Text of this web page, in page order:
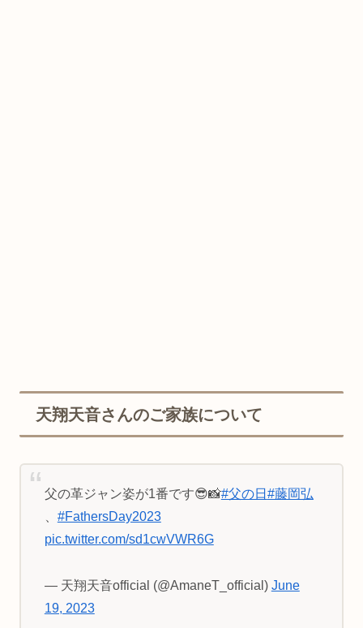
天翔天音さんのご家族について
父の革ジャン姿が1番です😎📸#父の日 #藤岡弘
、 #FathersDay2023
pic.twitter.com/sd1cwVWR6G
— 天翔天音official (@AmaneT_official) June
19, 2023